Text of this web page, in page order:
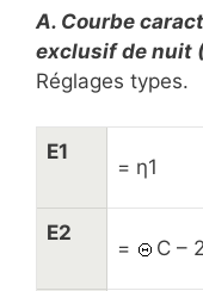
A. Courbe
exclusif de nuit
Réglages types.
E1
= η1
E2
= C –